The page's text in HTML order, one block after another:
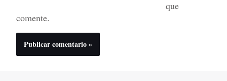
que
comente.